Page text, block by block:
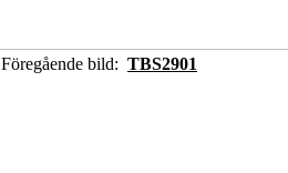
Föregående bild: TBS2901